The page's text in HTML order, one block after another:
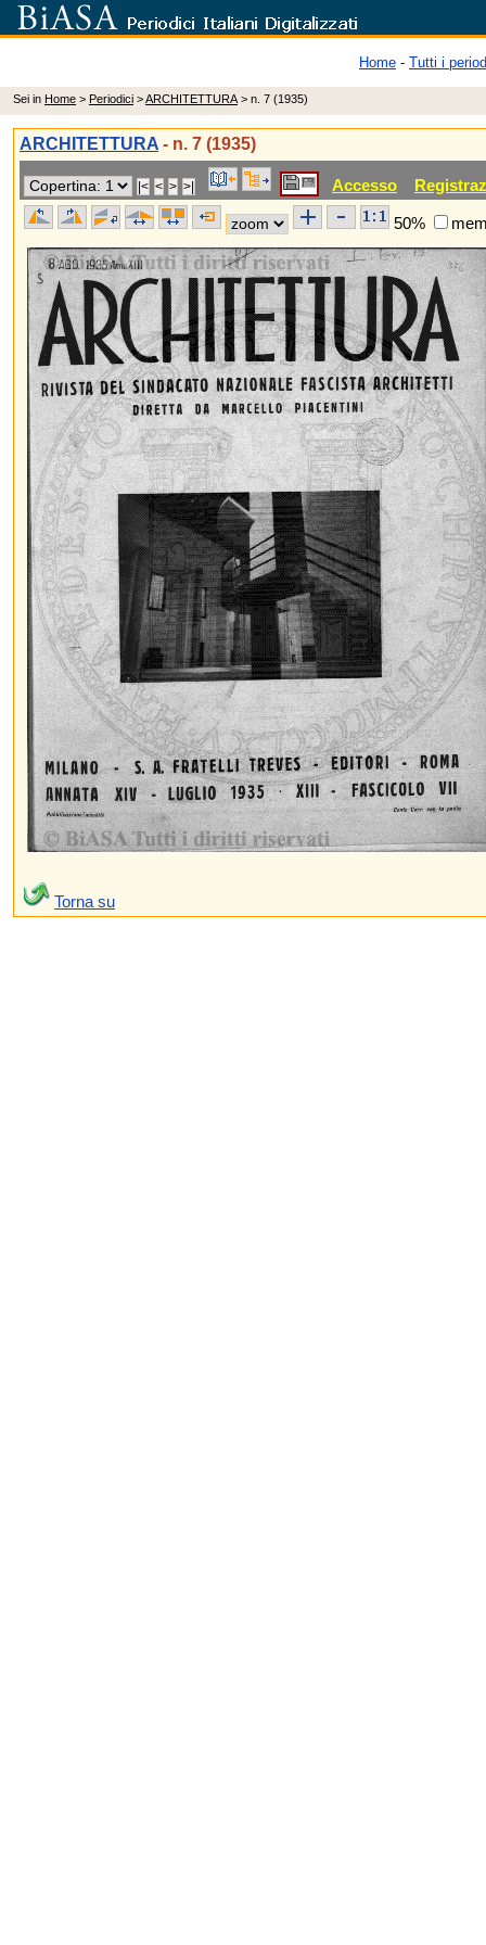
Home - Tutti i
Sei in Home > Periodici >ARCHITETTURA > n. 7 (1935)
ARCHITETTURA - n. 7 (1935)
Accesso
50%
Torna su